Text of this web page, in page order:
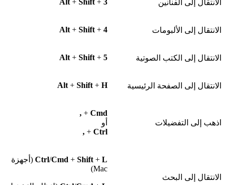
الانتقال إلى الفنانين Alt + Shift + 3
الانتقال إلى الألبومات Alt + Shift + 4
الانتقال إلى الكتب الصوتية Alt + Shift + 5
الانتقال إلى الصفحة الرئيسية Alt + Shift + H
اذهب إلى التفضيلات
Cmd
+
,
أو
Ctrl
+
,
الانتقال إلى البحث
Ctrl/Cmd + Shift + L
(أجهزة
Mac)